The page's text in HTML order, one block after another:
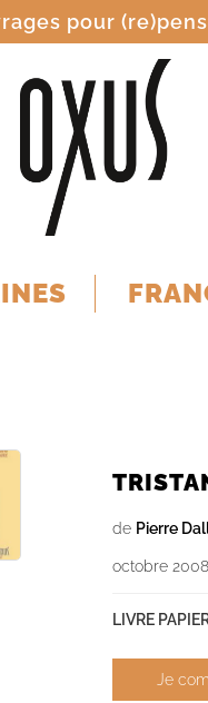
pour
de Pierre
octobre 2008
LIVRE